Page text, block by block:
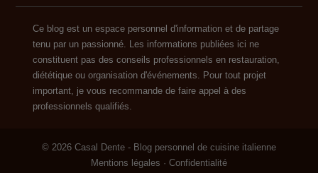
Ce blog est un espace personnel d'information et de partage
tenu par un passionné. Les informations publiées ici ne
constituent pas des conseils professionnels en restauration,
diététique ou organisation d'événements. Pour tout projet
important, je vous recommande de faire appel à des
professionnels qualifiés.
© 2026 Casal Dente - Blog personnel de cuisine italienne
Mentions légales · Confidentialité